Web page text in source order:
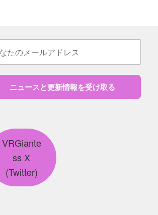
ニュースと更新情報を受け取る
VRGiante
ss X
(Twitter)